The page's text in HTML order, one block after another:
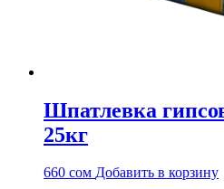
Шпатлевка
25кг
660 сом Добавить в корзину